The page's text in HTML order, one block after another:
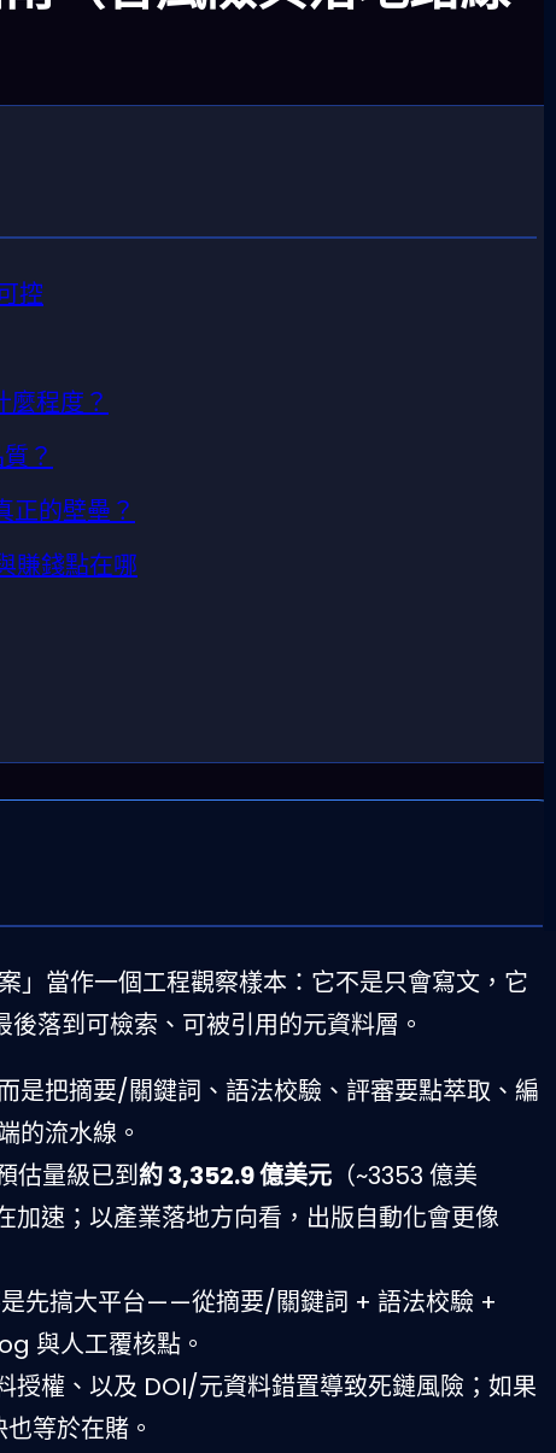
控
程度？
？
正的壁壘？
賺錢點在哪
當作一個工程觀察樣本：它不是只會寫文，它
落到可檢索、可被引用的元資料層。
是把摘要/關鍵詞、語法校驗、評審要點萃取、編
的流水線。
估量級已到約 3,352.9 億美元（~3353 億美
加速；以產業落地方向看，出版自動化會更像
先搞大平台——從摘要/關鍵詞 + 語法校驗 +
與人工覆核點。
授權、以及 DOI/元資料錯置導致死鏈風險；如果
等於在賭。